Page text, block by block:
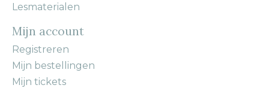
Lesmaterialen
Mijn account
Registreren
Mijn bestellingen
Mijn tickets